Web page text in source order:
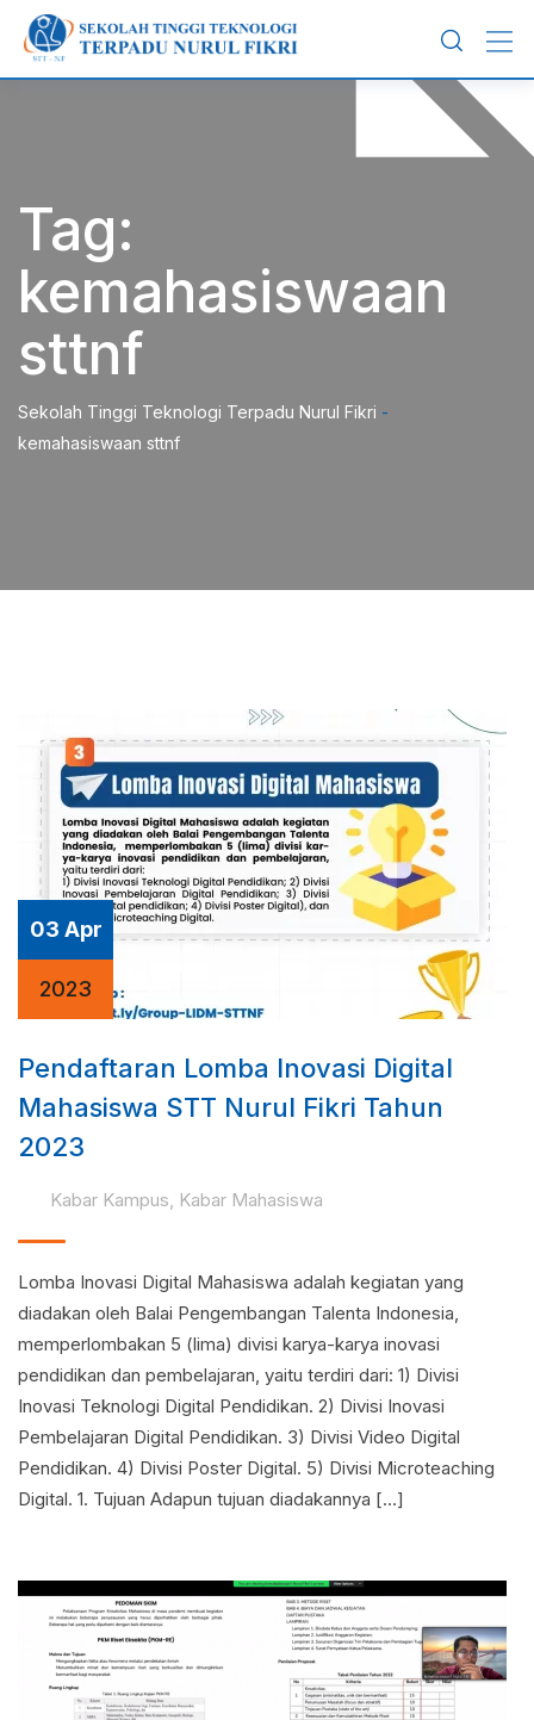
content
Tag:
kemahasiswaan
sttnf
Sekolah Tinggi Teknologi Terpadu Nurul Fikri -
kemahasiswaan sttnf
03 Apr
2023
Pendaftaran Lomba Inovasi Digital
Mahasiswa STT Nurul Fikri Tahun
2023
Kabar Kampus, Kabar Mahasiswa
Lomba Inovasi Digital Mahasiswa adalah kegiatan yang
diadakan oleh Balai Pengembangan Talenta Indonesia,
memperlombakan 5 (lima) divisi karya-karya inovasi
pendidikan dan pembelajaran, yaitu terdiri dari: 1) Divisi
Inovasi Teknologi Digital Pendidikan. 2) Divisi Inovasi
Pembelajaran Digital Pendidikan. 3) Divisi Video Digital
Pendidikan. 4) Divisi Poster Digital. 5) Divisi Microteaching
Digital. 1. Tujuan Adapun tujuan diadakannya […]